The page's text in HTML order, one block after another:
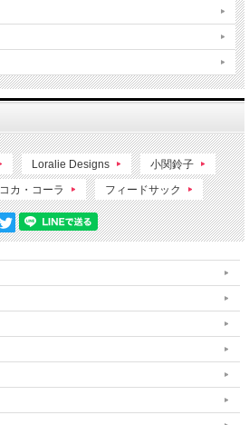
Loralie Designs 小関鈴子
コカ・コーラ フィードサック